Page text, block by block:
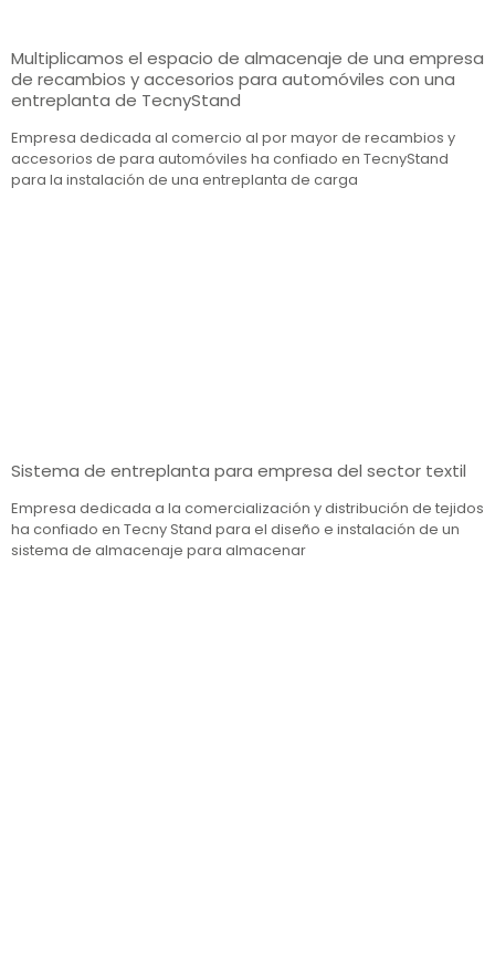
Multiplicamos el espacio de almacenaje de una empresa
de recambios y accesorios para automóviles con una
entreplanta de TecnyStand
Empresa dedicada al comercio al por mayor de recambios y
accesorios de para automóviles ha confiado en TecnyStand
para la instalación de una entreplanta de carga
Sistema de entreplanta para empresa del sector textil
Empresa dedicada a la comercialización y distribución de tejidos
ha confiado en Tecny Stand para el diseño e instalación de un
sistema de almacenaje para almacenar